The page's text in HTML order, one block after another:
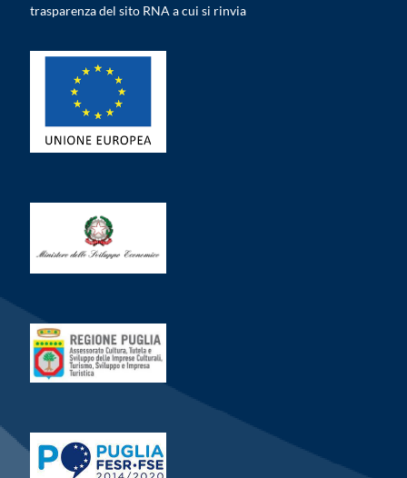
trasparenza del sito RNA a cui si rinvia